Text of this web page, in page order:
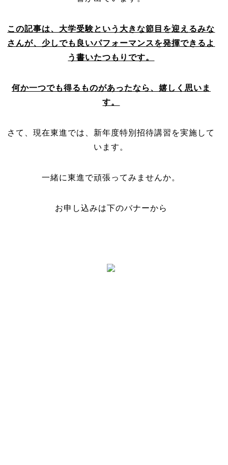
この記事は、大学受験という大きな節目を迎えるみな
さんが、少しでも良いパフォーマンスを発揮できるよ
う書いたつもりです。
何か一つでも得るものがあったなら、嬉しく思いま
す。
さて、現在東進では、新年度特別招待講習を実施して
います。
一緒に東進で頑張ってみませんか。
お申し込みは下のバナーから